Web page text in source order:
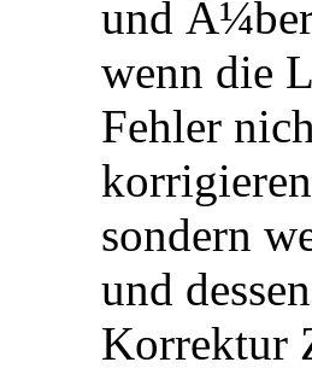
und
wenn die
Fehler
sondern
und
Korrektur